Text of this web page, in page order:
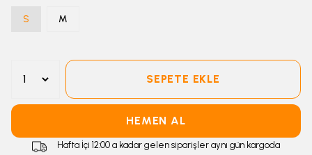
S M
SEPETE EKLE
HEMEN AL
Hafta İçi 12:00 a kadar gelen siparişler aynı gün kargoda